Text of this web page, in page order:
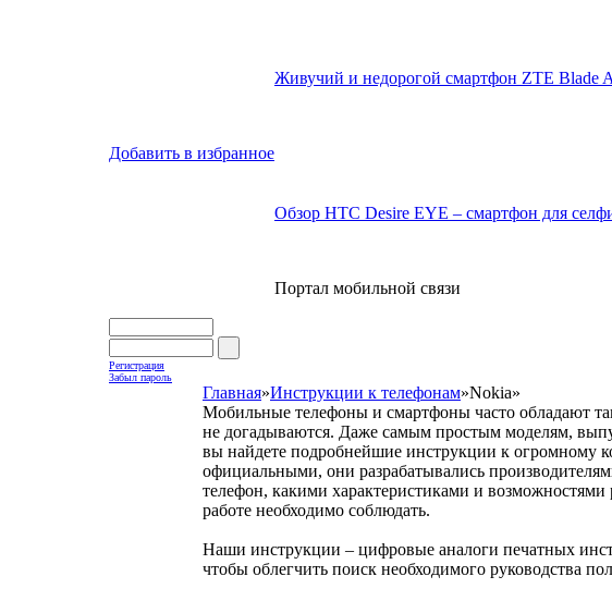
Добавить в избранное
Живучий и недорогой смартфон ZTE Blade
Обзор HTC Desire EYE – смартфон для
Портал мобильной связи
Регистрация
Забыл пароль
Главная»Инструкции к телефонам»Nokia»
Мобильные телефоны и смартфоны часто обладают
не догадываются. Даже самым простым моделям,
вы найдете подробнейшие инструкции к огромному
официальными, они разрабатывались
телефон, какими характеристиками и
работе необходимо соблюдать.
Наши инструкции – цифровые аналоги печатных
чтобы облегчить поиск необходимого руководства